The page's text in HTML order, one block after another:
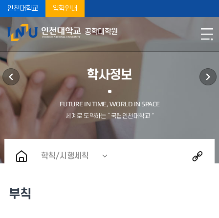
인천대학교 입학안내
공학대학원
학사정보
학칙/시행세칙
부칙